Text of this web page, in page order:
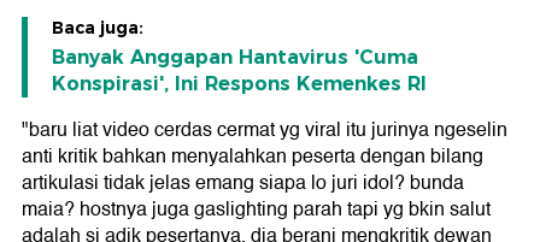
Baca juga:
Banyak Anggapan Hantavirus 'Cuma
Konspirasi', Ini Respons Kemenkes RI
"baru liat video cerdas cermat yg viral itu jurinya ngeselin
anti kritik bahkan menyalahkan peserta dengan bilang
artikulasi tidak jelas emang siapa lo juri idol? bunda
maia? hostnya juga gaslighting parah tapi yg bkin salut